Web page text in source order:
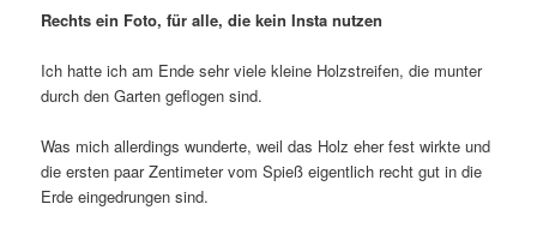
Rechts ein Foto, für alle, die kein Insta nutzen
Ich hatte ich am Ende sehr viele kleine Holzstreifen, die munter
durch den Garten geflogen sind.
Was mich allerdings wunderte, weil das Holz eher fest wirkte und
die ersten paar Zentimeter vom Spieß eigentlich recht gut in die
Erde eingedrungen sind.